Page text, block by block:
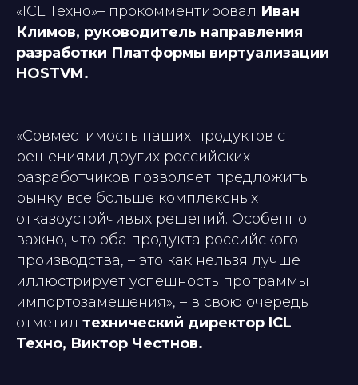
«ICL Техно»– прокомментировал Иван
Климов, руководитель направления
разработки Платформы виртуализации
HOSTVM.
«Совместимость наших продуктов с
решениями других российских
разработчиков позволяет предложить
рынку все больше комплексных
отказоустойчивых решений. Особенно
важно, что оба продукта российского
производства, – это как нельзя лучше
иллюстрирует успешность программы
импортозамещения», – в свою очередь
отметил технический директор ICL
Техно, Виктор Честнов.